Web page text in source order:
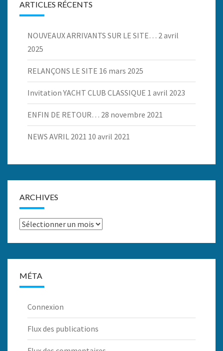
ARTICLES RÉCENTS
NOUVEAUX ARRIVANTS SUR LE SITE… 2 avril
2025
RELANÇONS LE SITE 16 mars 2025
Invitation YACHT CLUB CLASSIQUE 1 avril 2023
ENFIN DE RETOUR… 28 novembre 2021
NEWS AVRIL 2021 10 avril 2021
ARCHIVES
Archives
MÉTA
Connexion
Flux des publications